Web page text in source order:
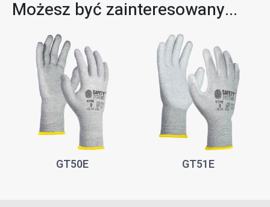
Możesz być zainteresowany...
GT50E GT51E